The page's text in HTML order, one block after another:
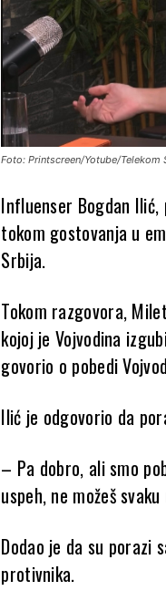
Foto: Printscreen/Yotube/Telekom
Influenser Bogdan
tokom gostovanja u
Srbija.
Tokom razgovora,
kojoj je Vojvodina
govorio o pobedi
Ilić je odgovorio da
– Pa dobro, ali smo
uspeh, ne možeš
Dodao je da su porazi
protivnika.